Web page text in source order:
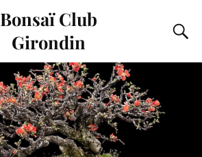
Bonsaï Club
Girondin